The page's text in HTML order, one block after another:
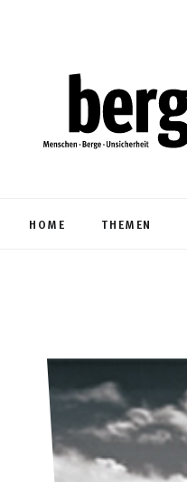
HOME THEMEN